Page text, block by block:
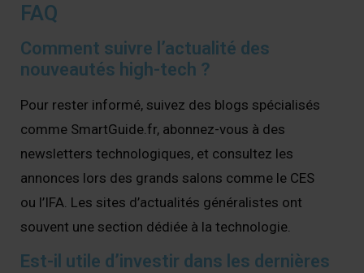
FAQ
Comment suivre l’actualité des
nouveautés high-tech ?
Pour rester informé, suivez des blogs spécialisés
comme SmartGuide.fr, abonnez-vous à des
newsletters technologiques, et consultez les
annonces lors des grands salons comme le CES
ou l’IFA. Les sites d’actualités généralistes ont
souvent une section dédiée à la technologie.
Est-il utile d’investir dans les dernières